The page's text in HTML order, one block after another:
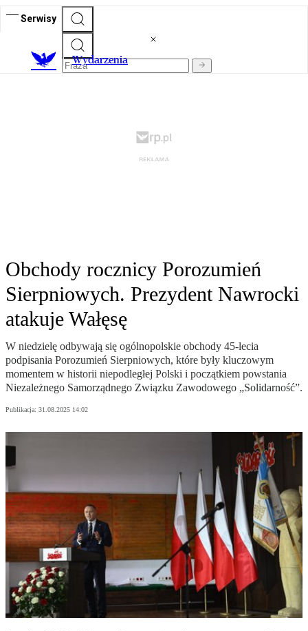
Serwisy
Wydarzenia
Obchody rocznicy Porozumień
Sierpniowych. Prezydent Nawrocki
atakuje Wałęsę
W niedzielę odbywają się ogólnopolskie obchody 45-lecia
podpisania Porozumień Sierpniowych, które były kluczowym
momentem w historii niepodległej Polski i początkiem powstania
Niezależnego Samorządnego Związku Zawodowego „Solidarność”.
Publikacja: 31.08.2025 14:02